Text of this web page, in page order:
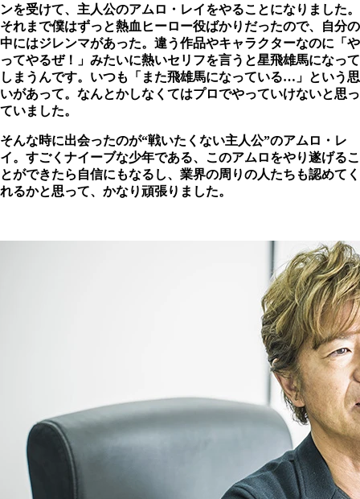
ンを受けて、主人公のアムロ・レイをやることになりました。
それまで僕はずっと熱血ヒーロー役ばかりだったので、自分の
中にはジレンマがあった。違う作品やキャラクターなのに「や
ってやるぜ！」みたいに熱いセリフを言うと星飛雄馬になって
しまうんです。いつも「また飛雄馬になっている…」という思
いがあって。なんとかしなくてはプロでやっていけないと思っ
ていました。
そんな時に出会ったのが“戦いたくない主人公”のアムロ・レ
イ。すごくナイーブな少年である、このアムロをやり遂げるこ
とができたら自信にもなるし、業界の周りの人たちも認めてく
れるかと思って、かなり頑張りました。